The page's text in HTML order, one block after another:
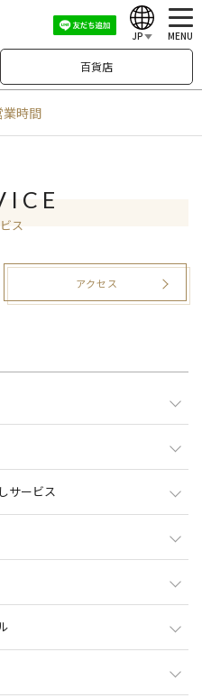
百貨店
JP
English
MENU
業時間
ス
アクセス
出し（ご予約も承ります）
ご案内いたします。
サービス
お買上げ品に限り、冷蔵品も承りま
せん。
館3F 一時預り所｣までお届けいたし
ギャザリングスペース
ナホール・アレーナサロン
します。
ください。（受付時間 11:00～
設置場所